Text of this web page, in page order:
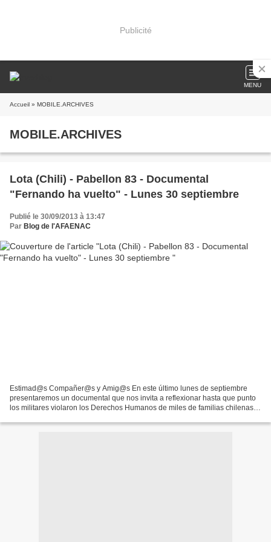
Publicité
MENU
Accueil » MOBILE.ARCHIVES
MOBILE.ARCHIVES
Lota (Chili) - Pabellon 83 - Documental
"Fernando ha vuelto" - Lunes 30 septiembre
Publié le 30/09/2013 à 13:47
Par Blog de l'AFAENAC
Estimad@s Compañer@s y Amig@s En este último lunes de septiembre
presentaremos un documental que nos invita a reflexionar hasta que punto
los militares violaron los Derechos Humanos de miles de familias chilenas, y